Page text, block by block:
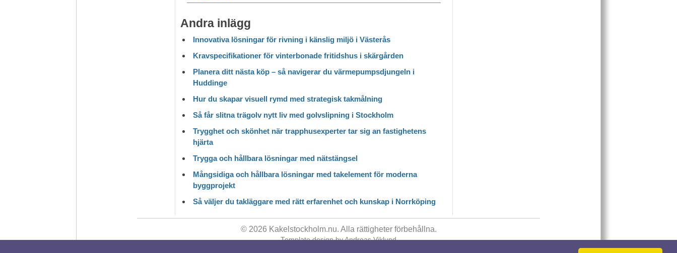
Andra inlägg
Innovativa lösningar för rivning i känslig miljö i Västerås
Kravspecifikationer för vinterbonade fritidshus i skärgården
Planera ditt nästa köp – så navigerar du värmepumpsdjungeln i
Huddinge
Hur du skapar visuell rymd med strategisk takmålning
Så får slitna trägolv nytt liv med golvslipning i Stockholm
Trygghet och skönhet när trapphusexperter tar sig an fastighetens
hjärta
Trygga och hållbara lösningar med nätstängsel
Mångsidiga och hållbara lösningar med takelement för moderna
byggprojekt
Så väljer du takläggare med rätt erfarenhet och kunskap i Norrköping
© 2026 Kakelstockholm.nu. Alla rättigheter förbehållna.
Template design byAndreas Viklund